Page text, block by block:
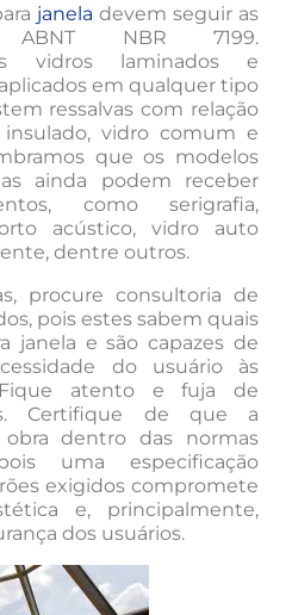
janela devem seguir as
NBR 7199.
vidros laminados e
em qualquer tipo
ressalvas com relação
vidro comum e
que os modelos
ainda podem receber
como serigrafia,
acústico, vidro auto
dentre outros.
procure consultoria de
pois estes sabem quais
janela e são capazes de
do usuário às
atento e fuja de
Certifique de que a
dentro das normas
uma especificação
exigidos compromete
e, principalmente,
dos usuários.